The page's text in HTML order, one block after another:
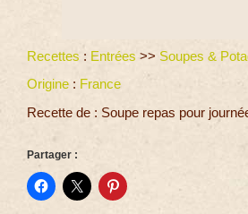
Recettes : Entrées >> Soupes &
Origine : France
Recette de : Soupe repas pour
Partager :